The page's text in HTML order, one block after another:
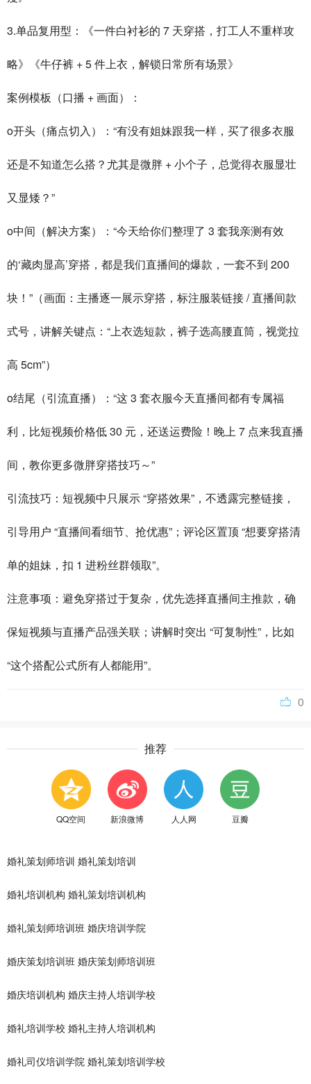
3.单品复用型：《一件白衬衫的 7 天穿搭，打工人不重样攻
略》《牛仔裤 + 5 件上衣，解锁日常所有场景》
案例模板（口播 + 画面）：
o开头（痛点切入）：“有没有姐妹跟我一样，买了很多衣服
还是不知道怎么搭？尤其是微胖 + 小个子，总觉得衣服显壮
又显矮？”
o中间（解决方案）：“今天给你们整理了 3 套我亲测有效
的‘藏肉显高’穿搭，都是我们直播间的爆款，一套不到 200
块！”（画面：主播逐一展示穿搭，标注服装链接 / 直播间款
式号，讲解关键点：“上衣选短款，裤子选高腰直筒，视觉拉
高 5cm”）
o结尾（引流直播）：“这 3 套衣服今天直播间都有专属福
利，比短视频价格低 30 元，还送运费险！晚上 7 点来我直播
间，教你更多微胖穿搭技巧～”
引流技巧：短视频中只展示 “穿搭效果”，不透露完整链接，
引导用户 “直播间看细节、抢优惠”；评论区置顶 “想要穿搭清
单的姐妹，扣 1 进粉丝群领取”。
注意事项：避免穿搭过于复杂，优先选择直播间主推款，确
保短视频与直播产品强关联；讲解时突出 “可复制性”，比如
“这个搭配公式所有人都能用”。
0
推荐
QQ空间 新浪微博 人人网 豆瓣
婚礼策划师培训 婚礼策划培训
婚礼培训机构 婚礼策划培训机构
婚礼策划师培训班 婚庆培训学院
婚庆策划培训班 婚庆策划师培训班
婚庆培训机构 婚庆主持人培训学校
婚礼培训学校 婚礼主持人培训机构
婚礼司仪培训学院 婚礼策划培训学校